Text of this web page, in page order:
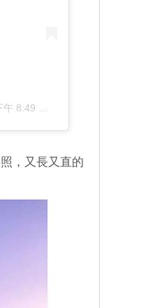
午 8:49
，又長又直的